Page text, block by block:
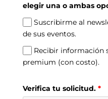
elegir una o ambas
Suscribirme al
de sus eventos.
Recibir información
premium (con costo).
Verifica tu solicitud. *